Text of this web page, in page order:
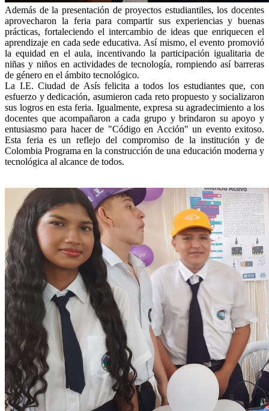
Además de la presentación de proyectos estudiantiles, los docentes
aprovecharon la feria para compartir sus experiencias y buenas
prácticas, fortaleciendo el intercambio de ideas que enriquecen el
aprendizaje en cada sede educativa. Así mismo, el evento promovió
la equidad en el aula, incentivando la participación igualitaria de
niñas y niños en actividades de tecnología, rompiendo así barreras
de género en el ámbito tecnológico.
La I.E. Ciudad de Asís felicita a todos los estudiantes que, con
esfuerzo y dedicación, asumieron cada reto propuesto y socializaron
sus logros en esta feria. Igualmente, expresa su agradecimiento a los
docentes que acompañaron a cada grupo y brindaron su apoyo y
entusiasmo para hacer de "Código en Acción" un evento exitoso.
Esta feria es un reflejo del compromiso de la institución y de
Colombia Programa en la construcción de una educación moderna y
tecnológica al alcance de todos.